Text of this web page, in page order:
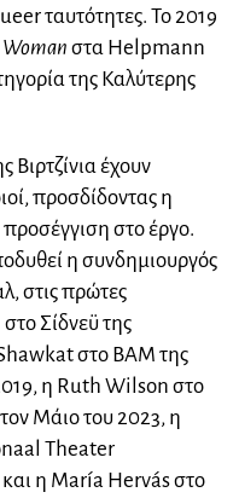
ταυτότητες. Το 2019
Woman στα Helpmann
της Καλύτερης
έχουν
προσδίδοντας η
στο έργο.
η συνδημιουργός
στις πρώτες
Σίδνεϋ της
στο ΒΑΜ της
η Ruth Wilson στο
Μάιο του 2023, η
Theater
η María Hervás στο